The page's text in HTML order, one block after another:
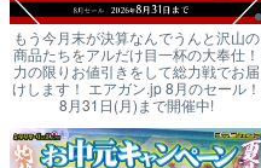
もう今月末が決算なんでうんと沢山の
商品たちをアルだけ目一杯の大奉仕！
力の限りお値引きをして総力戦でお届
けします！ エアガン.jp 8月のセール！
8月31日(月)まで開催中!